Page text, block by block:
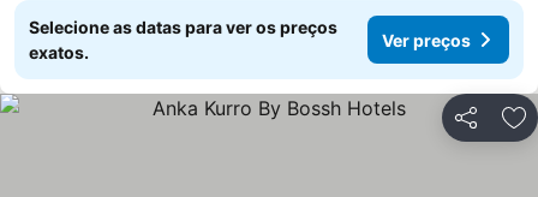
Selecione as datas para ver os preços
exatos.
Ver preços
Partilhar